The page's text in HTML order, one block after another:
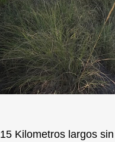
15 Kilometros largos